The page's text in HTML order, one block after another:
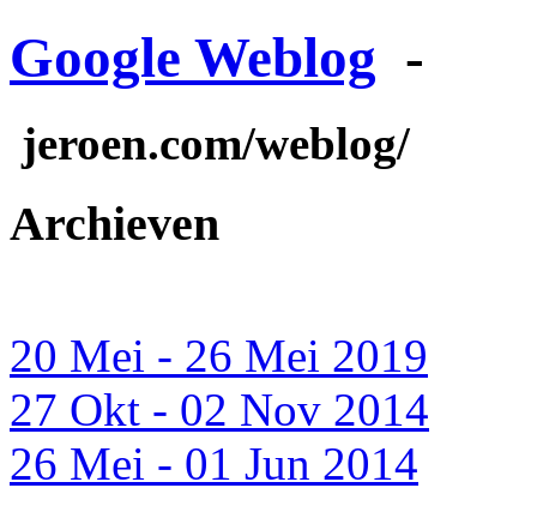
Google Weblog -
jeroen.com/weblog/
Archieven
20 Mei - 26 Mei 2019
27 Okt - 02 Nov 2014
26 Mei - 01 Jun 2014